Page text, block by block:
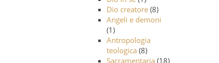
Dio creatore(8)
Angeli e demoni
(1)
Antropologia
teologica (8)
Sacramentaria (18)